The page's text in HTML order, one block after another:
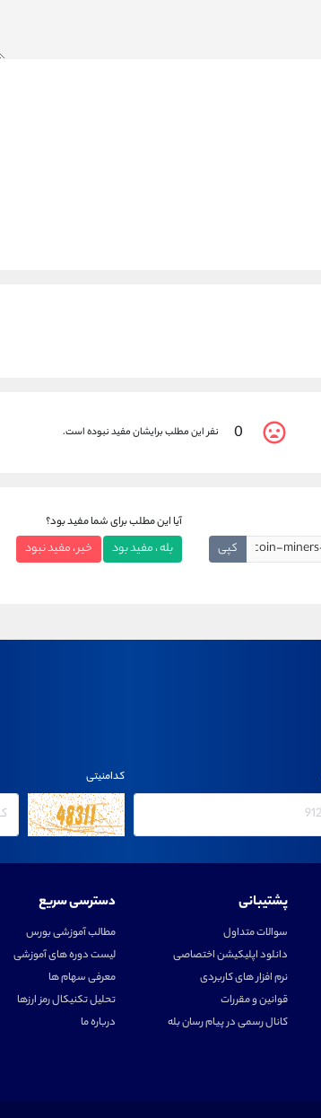
0 نفر این مطلب برایشان مفید نبوده است.
کپی
آیا این مطلب برای شما مفید بود؟
بله ، مفید بود خیر ، مفید نبود
کدامنیتی
پشتیبانی
سوالات متداول
دانلود اپلیکیشن اختصاصی
نرم افزار های کاربردی
قوانین و مقررات
کانال رسمی در پیام رسان بله
دسترسی سریع
مطالب آموزشی بورس
لیست دوره های آموزشی
معرفی سهام ها
تحلیل تکنیکال رمز ارزها
درباره ما